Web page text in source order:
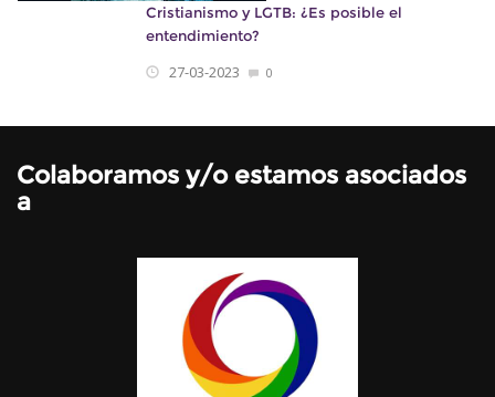
Cristianismo y LGTB: ¿Es posible el
entendimiento?
27-03-2023 0
Colaboramos y/o estamos asociados
a